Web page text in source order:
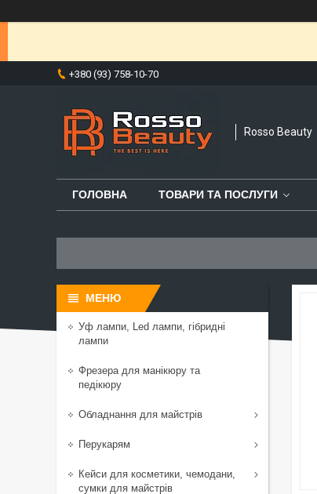
+380 (93) 758-10-70
Rosso Beauty
ГОЛОВНА ТОВАРИ ТА ПОСЛУГИ
Уф лампи, Led лампи, гібридні
лампи
Фрезера для манікюру та
педікюру
Обладнання для майстрів
Перукарям
Кейси для косметики, чемодани,
сумки для майстрів